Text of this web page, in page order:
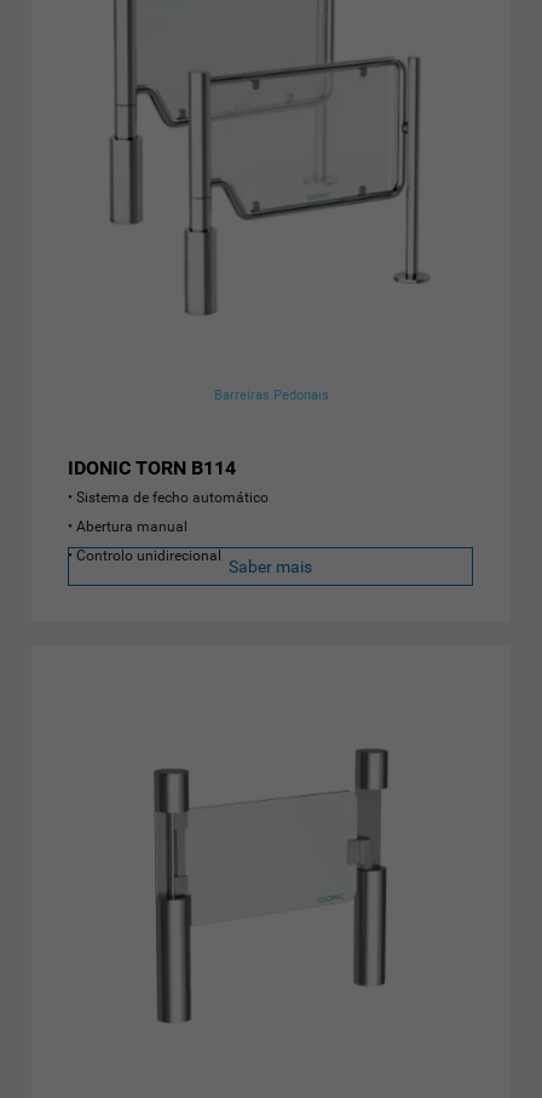
Barreiras Pedonais
IDONIC TORN B114
Sistema de fecho automático
Abertura manual
Controlo unidirecional
Saber mais